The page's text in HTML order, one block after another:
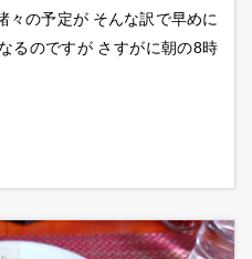
々の予定が そんな訳で早めに
るのですが さすがに朝の8時